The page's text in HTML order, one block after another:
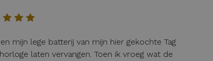
mijn lege batterij van mijn hier gekochte Tag
laten vervangen. Toen ik vroeg wat de